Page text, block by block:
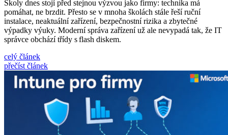
Školy dnes stojí před stejnou výzvou jako firmy: technika má
pomáhat, ne brzdit. Přesto se v mnoha školách stále řeší ruční
instalace, neaktuální zařízení, bezpečnostní rizika a zbytečné
výpadky výuky. Moderní správa zařízení už ale nevypadá tak, že IT
správce obchází třídy s flash diskem.
celý článek
přečíst článek